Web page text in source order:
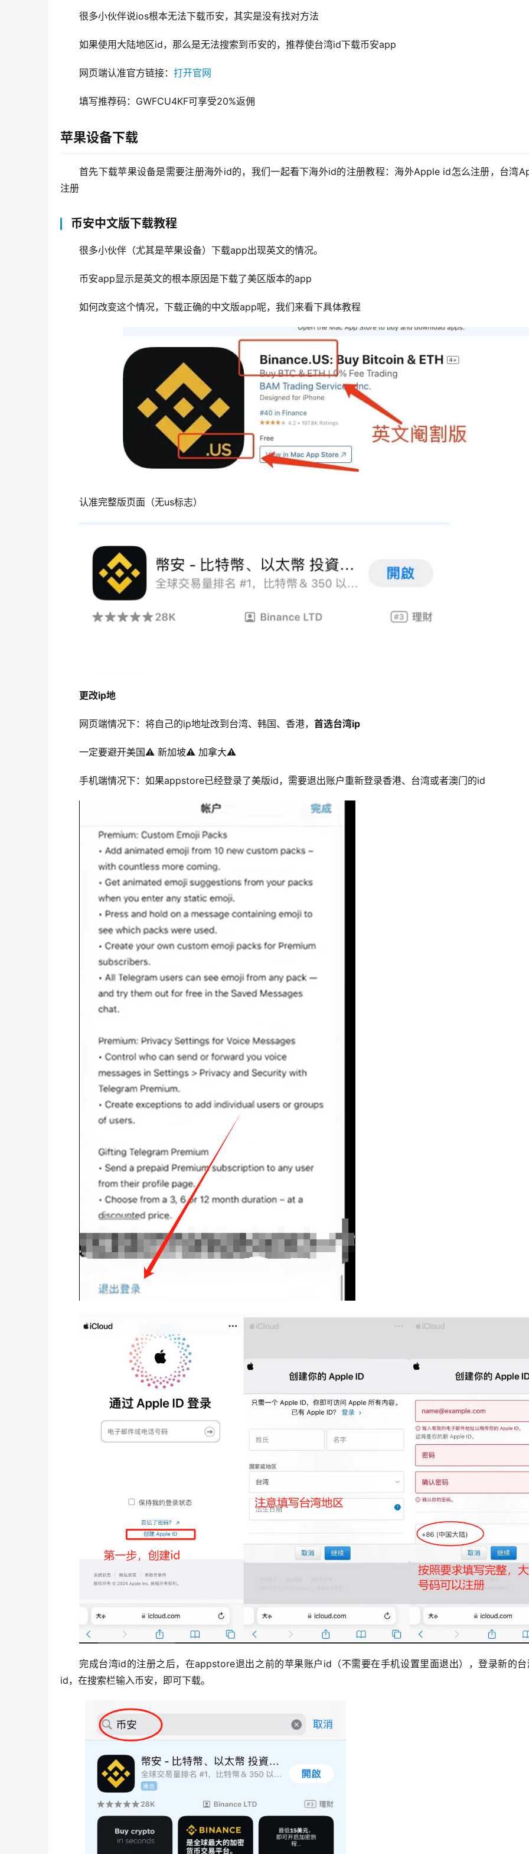
很多小伙伴说ios根本无法下载币安，其实是没有找对方法
如果使用大陆地区id，那么是无法搜索到币安的，推荐使台湾id下载币安app
网页端认准官方链接： 打开官网
填写推荐码：GWFCU4KF可享受20%返佣
苹果设备下载
首先下载苹果设备是需要注册海外id的，我们一起看下海外id的注册教程：海外Apple id怎么注册，台湾
注册
币安中文版下载教程
很多小伙伴（尤其是苹果设备）下载app出现英文的情况。
币安app显示是英文的根本原因是下载了美区版本的app
如何改变这个情况，下载正确的中文版app呢，我们来看下具体教程
认准完整版页面（无us标志）
更改ip地
网页端情况下：将自己的ip地址改到台湾、韩国、香港， 首选台湾ip
一定要避开美国⚠️ 新加坡⚠️ 加拿大⚠️
手机端情况下：如果appstore已经登录了美版id，需要退出账户重新登录香港、台湾或者澳门的id
完成台湾id的注册之后，在appstore退出之前的苹果账户id（不需要在手机设置里面退出），登录新的
id，在搜索栏输入币安，即可下载。